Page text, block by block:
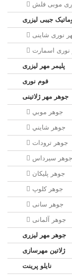
موبی فلش
جیبی لیزری
نوری شاینی
نوری اسمارت
پلیمر مهر لیزری
فوم نوری
جوهر مهر ژلاتینی
جوهر موبي
جوهر شايني
جوهر ترودات
جوهر سيرداس
جوهر پلیکان
جوهر کلوپ
جوهر سانی
جوهر آلمانی
جوهر مهر لیزری
ژلاتين مهرسازی
نایلو پرینت